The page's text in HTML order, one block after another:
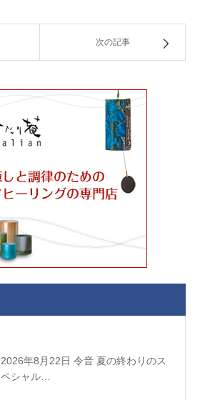
次の記事
2026年8月22日 令音 夏の終わりのス
ペシャル…